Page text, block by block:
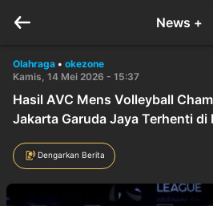
News +
Olahraga • okezone
Kamis, 14 Mei 2026 - 15:37
Hasil AVC Mens Volleyball
Jakarta Garuda Jaya Terhenti di
Dengarkan Berita